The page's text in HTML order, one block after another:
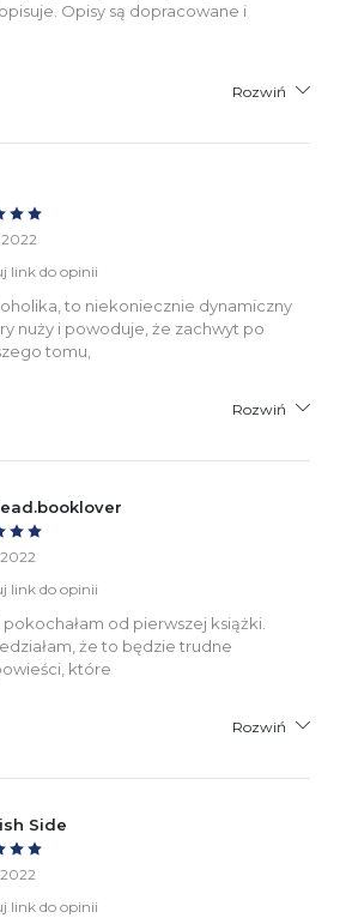
Opisy są dopracowane i
Rozwiń
link do opinii
to niekoniecznie dynamiczny
nuży i powoduje, że zachwyt po
tomu,
Rozwiń
link do opinii
pokochałam od pierwszej książki.
że to będzie trudne
które
Rozwiń
Side
link do opinii